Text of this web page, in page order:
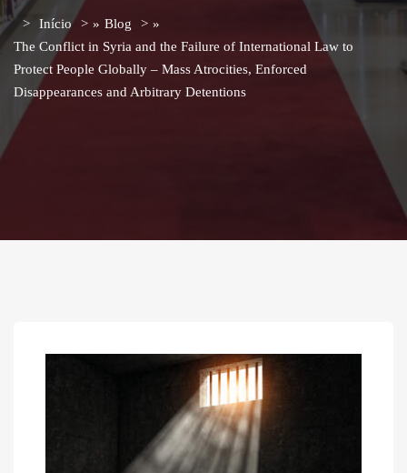
Início » Blog
»
The Conflict in Syria and the Failure of International Law to
Protect People Globally – Mass Atrocities, Enforced
Disappearances and Arbitrary Detentions